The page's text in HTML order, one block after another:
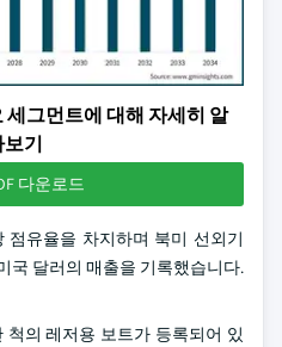
그먼트에 대해 자세히 알
보기
다운로드
점유율을 차지하며 북미 선외기
국 달러의 매출을 기록했습니다.
의 레저용 보트가 등록되어 있